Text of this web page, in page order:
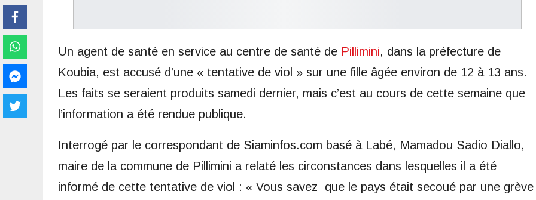
Un agent de santé en service au centre de santé de Pillimini, dans la préfecture de
Koubia, est accusé d’une « tentative de viol » sur une fille âgée environ de 12 à 13 ans.
Les faits se seraient produits samedi dernier, mais c’est au cours de cette semaine que
l’information a été rendue publique.
Interrogé par le correspondant de Siaminfos.com basé à Labé, Mamadou Sadio Diallo,
maire de la commune de Pillimini a relaté les circonstances dans lesquelles il a été
informé de cette tentative de viol : « Vous savez que le pays était secoué par une grève